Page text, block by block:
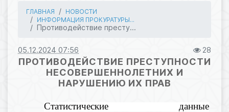
ГЛАВНАЯ
НОВОСТИ
ИНФОРМАЦИЯ ПРОКУРАТУРЫ...
Противодействие престу...
05.12.2024 07:56 28
ПРОТИВОДЕЙСТВИЕ ПРЕСТУПНОСТИ
НЕСОВЕРШЕННОЛЕТНИХ И
НАРУШЕНИЮ ИХ ПРАВ
Статистические данные